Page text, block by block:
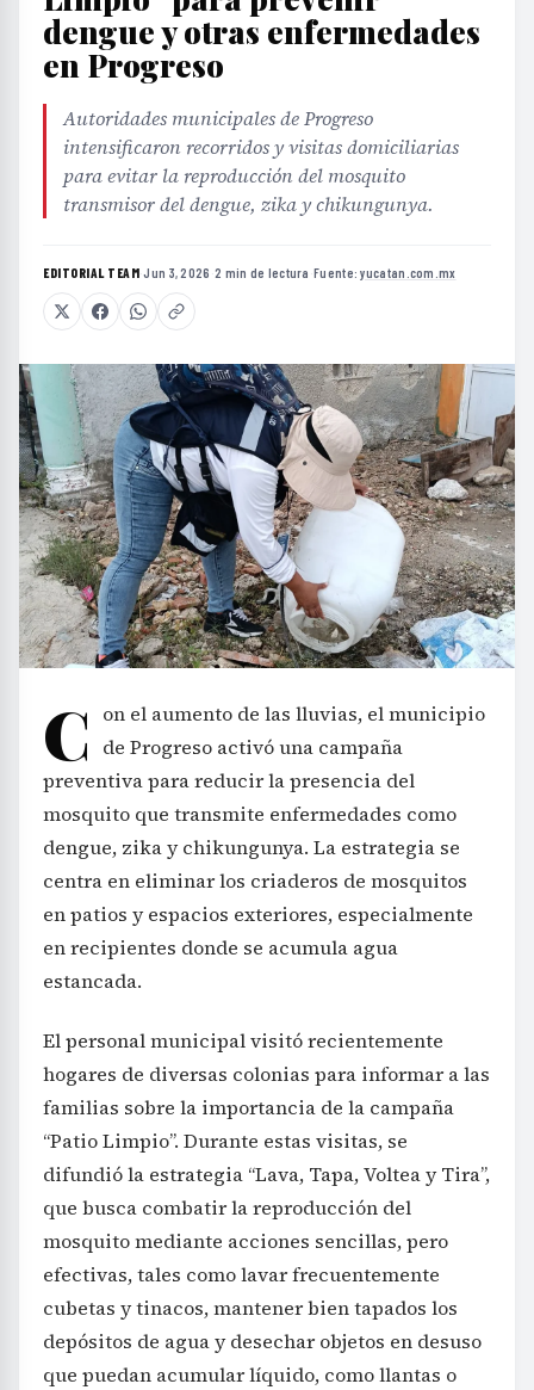
dengue y otras enfermedades
en Progreso
Autoridades municipales de Progreso
intensificaron recorridos y visitas domiciliarias
para evitar la reproducción del mosquito
transmisor del dengue, zika y chikungunya.
EDITORIAL TEAM·Jun 3, 2026 ·2 min de lectura ·Fuente:yucatan.com.mx
C
on el aumento de las lluvias, el municipio
de Progreso activó una campaña
preventiva para reducir la presencia del
mosquito que transmite enfermedades como
dengue, zika y chikungunya. La estrategia se
centra en eliminar los criaderos de mosquitos
en patios y espacios exteriores, especialmente
en recipientes donde se acumula agua
estancada.
El personal municipal visitó recientemente
hogares de diversas colonias para informar a las
familias sobre la importancia de la campaña
“Patio Limpio”. Durante estas visitas, se
difundió la estrategia “Lava, Tapa, Voltea y Tira”,
que busca combatir la reproducción del
mosquito mediante acciones sencillas, pero
efectivas, tales como lavar frecuentemente
cubetas y tinacos, mantener bien tapados los
depósitos de agua y desechar objetos en desuso
que puedan acumular líquido, como llantas o